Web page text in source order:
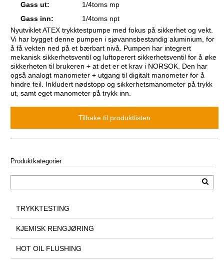
Gass ut:
1/4toms mp
Gass inn:
1/4toms npt
Nyutviklet ATEX trykktestpumpe med fokus på sikkerhet og vekt.
Vi har bygget denne pumpen i sjøvannsbestandig aluminium, for
å få vekten ned på et bærbart nivå. Pumpen har integrert
mekanisk sikkerhetsventil og luftoperert sikkerhetsventil for å øke
sikkerheten til brukeren + at det er et krav i NORSOK. Den har
også analogt manometer + utgang til digitalt manometer for å
hindre feil.
Inkludert nødstopp og sikkerhetsmanometer på trykk
ut, samt eget manometer på trykk inn.
Produktkategorier
TRYKKTESTING
KJEMISK RENGJØRING
HOT OIL FLUSHING